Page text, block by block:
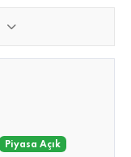
Piyasa Açık